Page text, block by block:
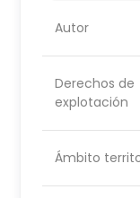
Autor
Derechos de
explotación
Ámbito